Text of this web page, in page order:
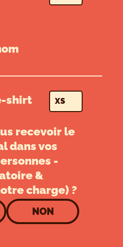
shirt
recevoir le
dans vos
-
&
charge) ?
NON